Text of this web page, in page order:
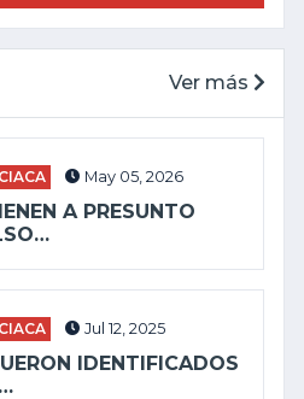
Ver más
May 05, 2026
A PRESUNTO
Jul 12, 2025
IDENTIFICADOS